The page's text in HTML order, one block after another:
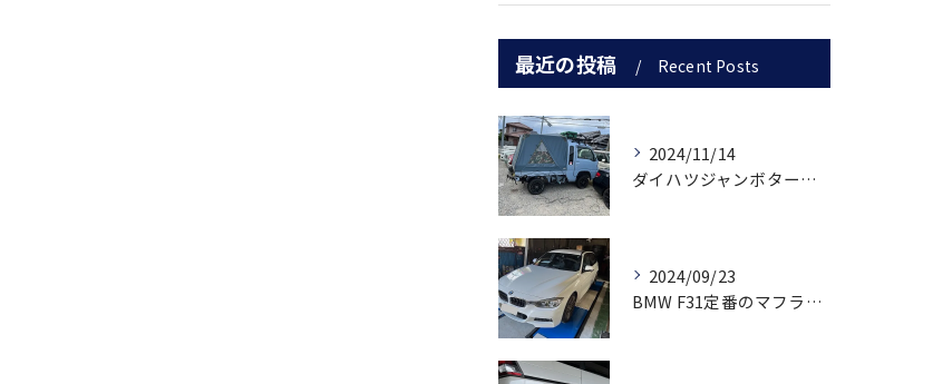
最近の投稿 Recent Posts
2024/11/14
ダイハツジャンボターボチャージャー取り付け
2024/09/23
BMW F31定番のマフラーゴトゴト音修理